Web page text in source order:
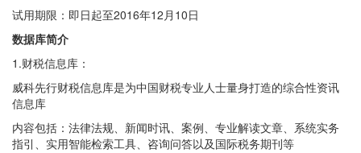
试用期限：即日起至2016年12月10日
数据库简介
1.财税信息库：
威科先行财税信息库是为中国财税专业人士量身打造的综合性资讯
信息库
内容包括：法律法规、新闻时讯、案例、专业解读文章、系统实务
指引、实用智能检索工具、咨询问答以及国际税务期刊等